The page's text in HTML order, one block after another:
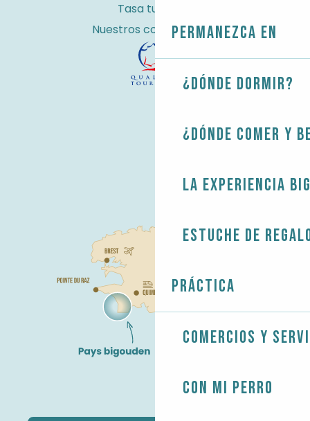
Permanezca en
¿Dónde dormir?
¿Dónde comer y
La experiencia
Estuche de
Práctica
Comercios y
Con mi perro
Tasa turística
Nuestros compromisos